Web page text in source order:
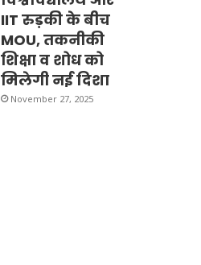
IIT रुड़की के बीच
MOU, तकनीकी
शिक्षा व शोध को
मिलेगी नई दिशा
November 27, 2025